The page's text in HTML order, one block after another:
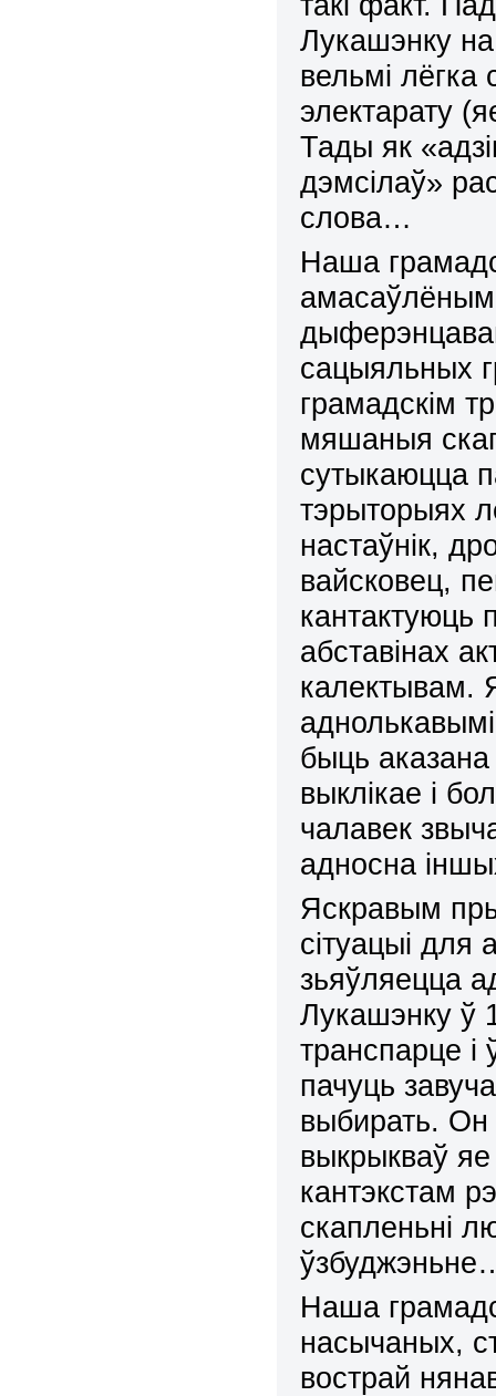
Лукашэнку
вельмі
электарату
Тады як
дэмсілаў»
слова…
Наша
сацыяльных
грамадскім
мяшаныя
сутыкаюцца
тэрыторыях
настаўнік,
вайсковец,
кантактуюць
абставінах
калектывам.
быць аказана
выклікае і
чалавек
адносна
Яскравым
сітуацыі для
зьяўляецца
Лукашэнку ў
транспарце
пачуць
выбирать. Он
выкрыкваў яе
кантэкстам
скапленьні
Наша
насычаных,
вострай